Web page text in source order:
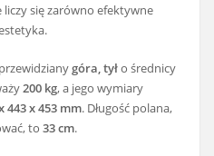
się zarówno efektywne
góra, tyło średnicy
200 kg, a jego wymiary
443 x 453 mm. Długość polana,
to33 cm.